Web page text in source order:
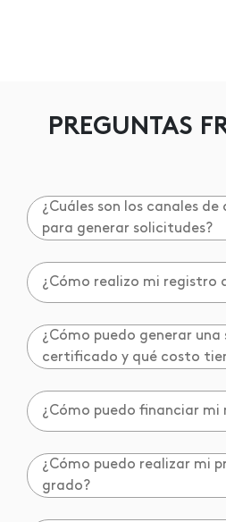
PREGUNTAS
¿Cuáles son los canales
para generar solicitudes?
¿Cómo realizo mi registro
¿Cómo puedo generar
certificado y qué costo
¿Cómo puedo financiar
¿Cómo puedo realizar mi
grado?